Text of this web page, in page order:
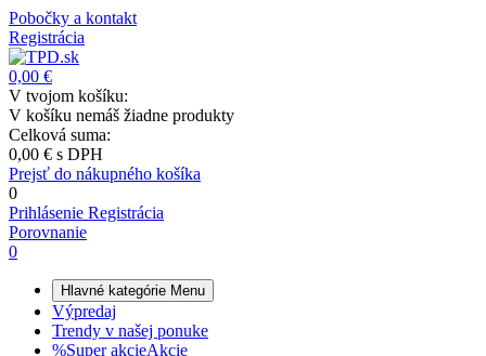
Pobočky a kontakt
Registrácia
0,00 €
V tvojom košíku:
V košíku nemáš žiadne produkty
Celková suma:
0,00 € s DPH
Prejsť do nákupného košíka
0
Prihlásenie Registrácia
Porovnanie
0
Hlavné kategórie Menu
Výpredaj
Trendy v našej ponuke
%Super akcieAkcie